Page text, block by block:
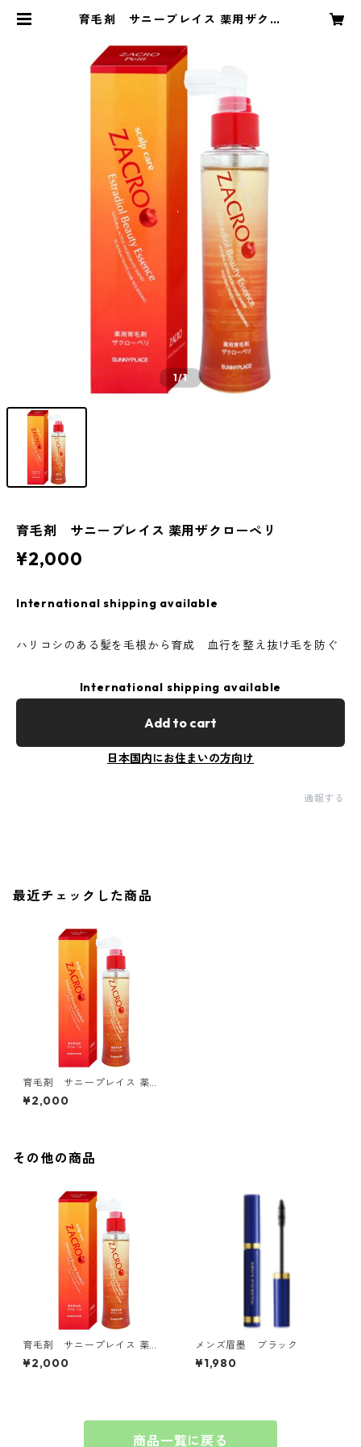
育毛剤 サニープレイス 薬用ザクロ
ne
1/1
育毛剤 サニープレイス 薬用ザクローペリ
¥2,000
International shipping available
ハリコシのある髪を毛根から育成 血行を整え抜け毛を防ぐ
International shipping available
Add to cart
日本国内にお住まいの方向け
通報する
最近チェックした商品
育毛剤 サニープレイス 薬用
ザクローペリ
¥2,000
その他の商品
育毛剤 サニープレイス 薬用
ザクローペリ
¥2,000
メンズ眉墨 ブラック
¥1,980
商品一覧に戻る